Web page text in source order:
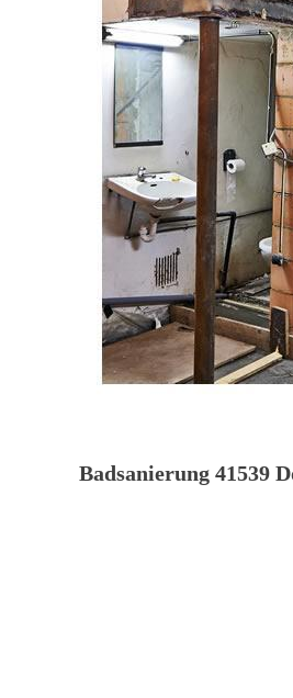
Badsanierung 41539